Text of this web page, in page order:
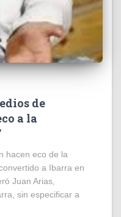
de
a la
hacen eco de la
a Ibarra en
Juan Arias,
sin especificar a